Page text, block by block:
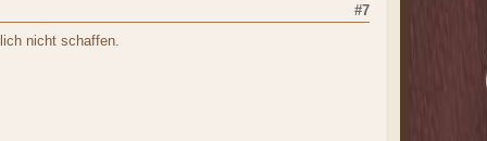
#7
nicht schaffen.